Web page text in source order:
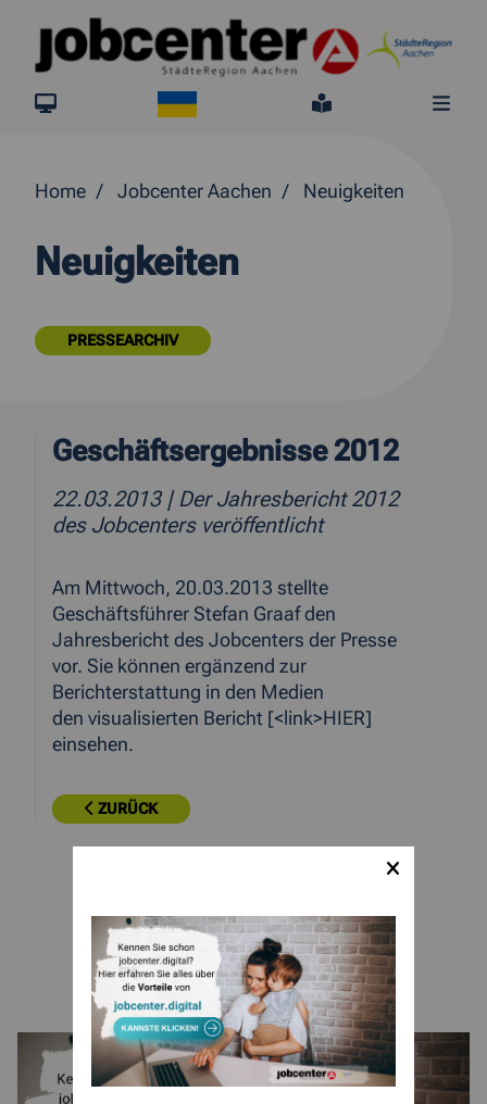
Springe direkt zum Inhalt
jobcenter.digital
Leichte
Home Jobcenter Aachen Neuigkeiten
Neuigkeiten
PRESSEARCHIV
Geschäftsergebnisse 2012
22.03.2013 | Der Jahresbericht 2012
des Jobcenters veröffentlicht
Am Mittwoch, 20.03.2013 stellte
Geschäftsführer Stefan Graaf den
Jahresbericht des Jobcenters der Presse
vor. Sie können ergänzend zur
Berichterstattung in den Medien
den visualisierten Bericht [<link>HIER]
einsehen.
ZURÜCK